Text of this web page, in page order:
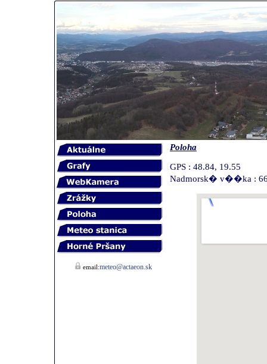
email:meteo@actaeon.sk
Poloha
GPS : 48.84, 19.55
Nadmorsk� v��ka :